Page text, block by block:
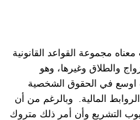
مجموعة القواعد القانونية
والطلاق وغيرها، وهو
اوسع في الحقوق الشخصية
المالية. وبالرغم من أن
التشريع وأن أمر ذلك متروك